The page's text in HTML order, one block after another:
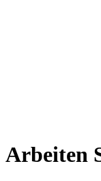
Arbeiten